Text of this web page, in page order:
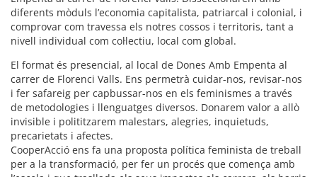
diferents mòduls l’economia capitalista, patriarcal i colonial, i
comprovar com travessa els notres cossos i territoris, tant a
nivell individual com col·lectiu, local com global.
El format és presencial, al local de Dones Amb Empenta al
carrer de Florenci Valls. Ens permetrà cuidar-nos, revisar-nos
i fer safareig per capbussar-nos en els feminismes a través
de metodologies i llenguatges diversos. Donarem valor a allò
invisible i polititzarem malestars, alegries, inquietuds,
precarietats i afectes.
CooperAcció ens fa una proposta política feminista de treball
per a la transformació, per fer un procés que comença amb